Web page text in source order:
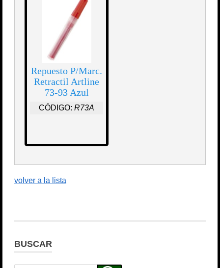
Repuesto P/Marc.
Retractil Artline
73-93 Azul
CÓDIGO: R73A
volver a la lista
BUSCAR